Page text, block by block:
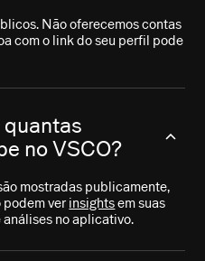
Não oferecemos contas
com o link do seu perfil pode
quantas
no VSCO?
mostradas publicamente,
podem verinsightsem suas
no aplicativo.